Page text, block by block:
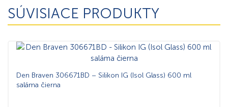
SÚVISIACE PRODUKTY
Den Braven 306671BD – Silikon IG (Isol Glass) 600 ml
saláma čierna